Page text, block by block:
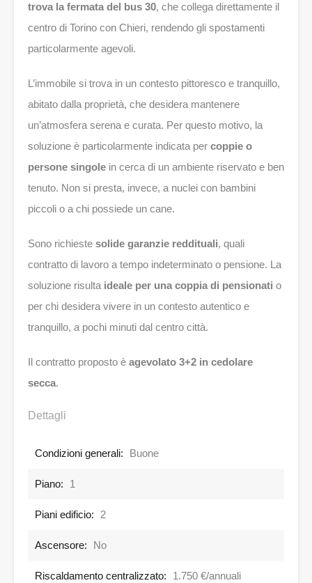
trova la fermata del bus 30, che collega direttamente il
centro di Torino con Chieri, rendendo gli spostamenti
particolarmente agevoli.
L’immobile si trova in un contesto pittoresco e tranquillo,
abitato dalla proprietà, che desidera mantenere
un’atmosfera serena e curata. Per questo motivo, la
soluzione è particolarmente indicata per coppie o
persone singole in cerca di un ambiente riservato e ben
tenuto. Non si presta, invece, a nuclei con bambini
piccoli o a chi possiede un cane.
Sono richieste solide garanzie reddituali, quali
contratto di lavoro a tempo indeterminato o pensione. La
soluzione risulta ideale per una coppia di pensionati o
per chi desidera vivere in un contesto autentico e
tranquillo, a pochi minuti dal centro città.
Il contratto proposto è agevolato 3+2 in cedolare
secca.
Dettagli
Condizioni generali: Buone
Piano: 1
Piani edificio: 2
Ascensore: No
Riscaldamento centralizzato: 1.750 €/annuali